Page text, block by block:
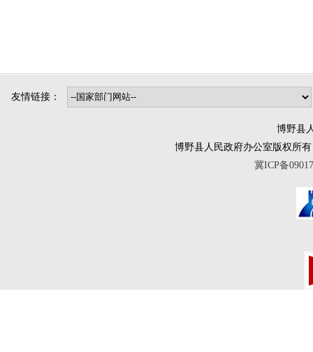
友情链接：
博野县
博野县人民政府办公室版权所有
冀ICP备